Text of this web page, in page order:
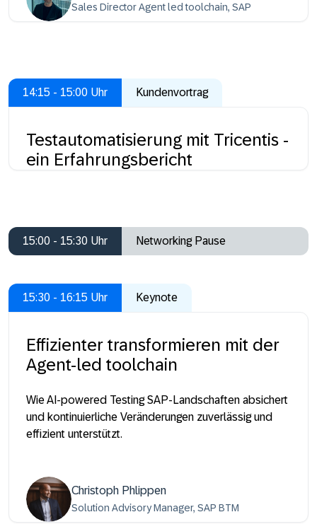
Sales Director Agent led toolchain, SAP
14:15 - 15:00 Uhr Kundenvortrag
Testautomatisierung mit Tricentis -
ein Erfahrungsbericht
15:00 - 15:30 Uhr Networking Pause
15:30 - 16:15 Uhr Keynote
Effizienter transformieren mit der
Agent-led toolchain
Wie AI-powered Testing SAP-Landschaften absichert
und kontinuierliche Veränderungen zuverlässig und
effizient unterstützt.
Christoph Phlippen
Solution Advisory Manager, SAP BTM